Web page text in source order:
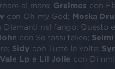
al mare; Grelmos con
con Oh my God; Moska
Diamanti nel fango; Questo
con Se fossi felice; Selmi
Sidy con Tutte le volte;
Vale Lp e Lil Jolie con